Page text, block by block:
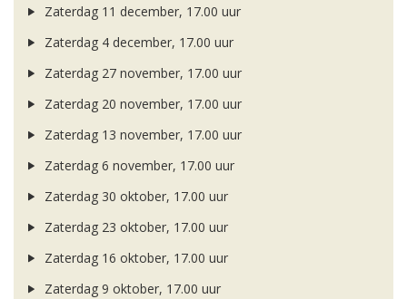
Zaterdag 11 december, 17.00 uur
Zaterdag 4 december, 17.00 uur
Zaterdag 27 november, 17.00 uur
Zaterdag 20 november, 17.00 uur
Zaterdag 13 november, 17.00 uur
Zaterdag 6 november, 17.00 uur
Zaterdag 30 oktober, 17.00 uur
Zaterdag 23 oktober, 17.00 uur
Zaterdag 16 oktober, 17.00 uur
Zaterdag 9 oktober, 17.00 uur